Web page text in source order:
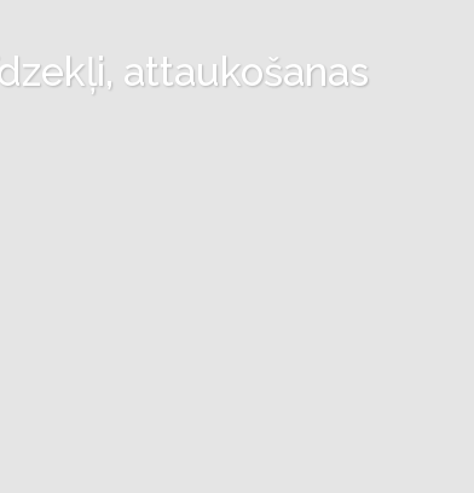
attaukošanas